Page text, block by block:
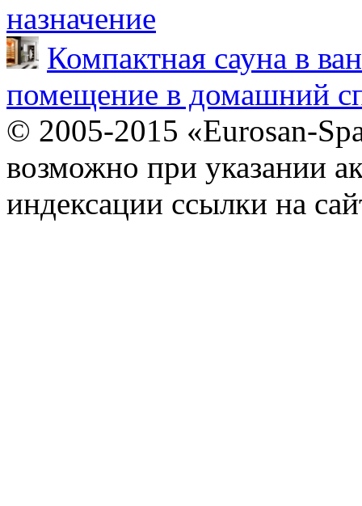
назначение
Компактная сауна в
помещение в домашний
© 2005-2015 «Eurosan-
возможно при указании
индексации ссылки на